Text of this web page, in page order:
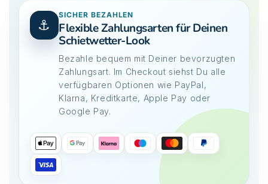
⚓
SICHER BEZAHLEN
Flexible Zahlungsarten für Deinen
Schietwetter-Look
Bezahle bequem mit Deiner bevorzugten
Zahlungsart. Im Checkout siehst Du alle
verfügbaren Optionen wie PayPal,
Klarna, Kreditkarte, Apple Pay oder
Google Pay.